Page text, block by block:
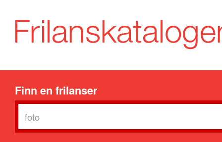
Finn en frilanser